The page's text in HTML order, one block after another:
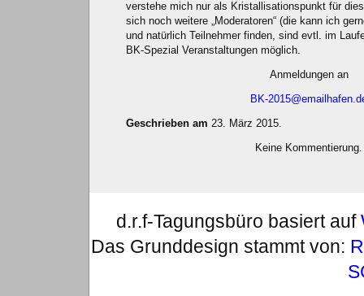
verstehe mich nur als Kristallisationspunkt für
sich noch weitere „Moderatoren“ (die kann ich
und natürlich Teilnehmer finden, sind evtl. im
BK-Spezial Veranstaltungen möglich.
Anmeldungen an
BK-
Geschrieben am 23. März 2015.
Keine Kommentierung.
d.r.f-Tagungsbüro basiert auf
Das Grunddesign stammt von: